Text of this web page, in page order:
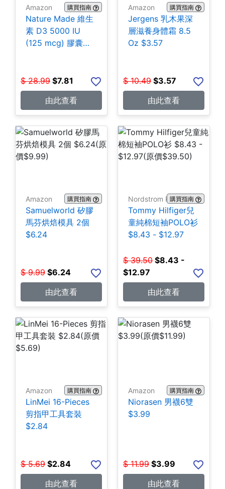
Amazon 購買指南
Nature Made 維生
素 D3 5000 IU
(125 mcg) 膠囊
$ 28.99 $7.81
由此查看
Amazon 購買指南
Jergens 乳木果深
層滋養身體霜 8.5
Oz $3.57
$ 10.49 $3.57
由此查看
Amazon 購買指南
Samuelworld 矽膠
馬芬烘焙模具 2個
$6.24
$ 9.99 $6.24
由此查看
Nordstrom Rack購買指南
Tommy Hilfiger兒
童純棉短袖POLO衫
$8.43 - $12.97
$ 39.50 $8.43 -
$12.97
由此查看
Amazon 購買指南
LinMei 16-Pieces
剪指甲工具套裝
$2.84
$ 5.69 $2.84
由此查看
Amazon 購買指南
Niorasen 男襪6雙
$3.99
$ 11.99 $3.99
由此查看